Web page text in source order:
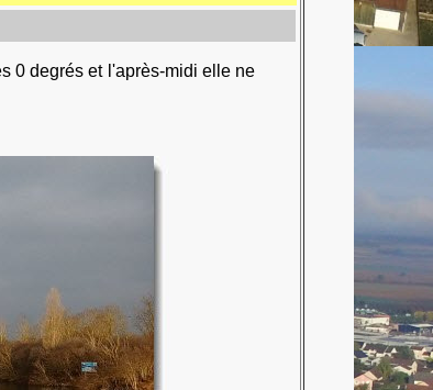
0 degrés et l'après-midi elle ne